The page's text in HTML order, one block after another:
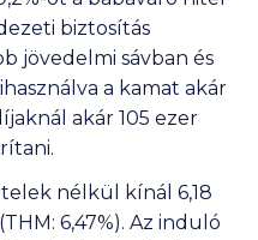
biztosítás
jövedelmi sávban és
a kamat akár
akár 105 ezer
nélkül kínál 6,18
6,47%). Az induló